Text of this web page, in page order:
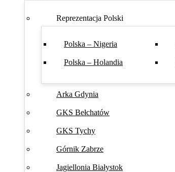
Reprezentacja Polski
Polska – Nigeria
Polska – Holandia
Arka Gdynia
GKS Bełchatów
GKS Tychy
Górnik Zabrze
Jagiellonia Białystok